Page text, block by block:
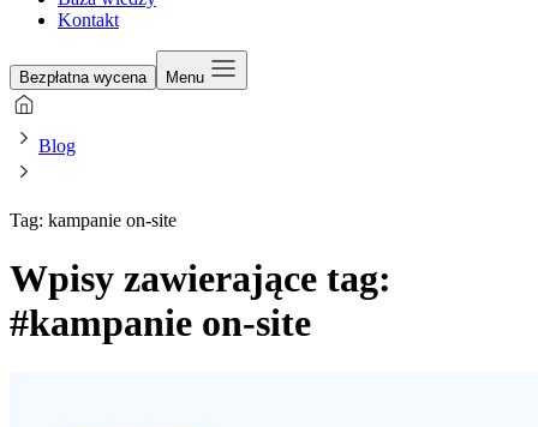
Kontakt
Bezpłatna wycena Menu
Blog
Tag: kampanie on-site
Wpisy zawierające tag:
#kampanie on-site